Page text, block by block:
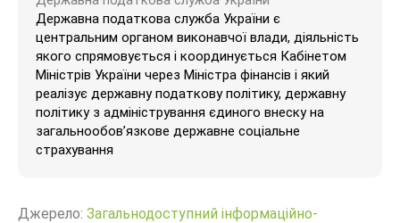
Державна податкова служба України є
центральним органом виконавчої влади, діяльність
якого спрямовується і координується Кабінетом
Міністрів України через Міністра фінансів і який
реалізує державну податкову політику, державну
політику з адміністрування єдиного внеску на
загальнообов’язкове державне соціальне
страхування
Джерело: Загальнодоступний інформаційно-